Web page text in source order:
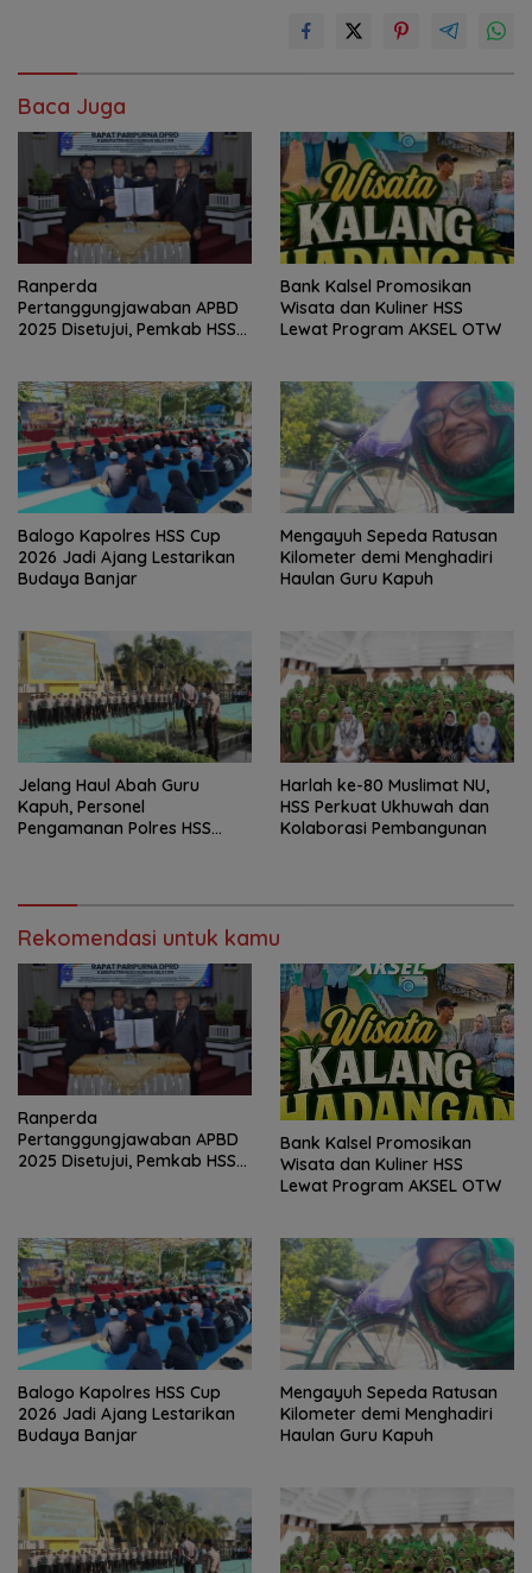
Baca Juga
Ranperda
Pertanggungjawaban APBD
2025 Disetujui, Pemkab HSS
Bank Kalsel Promosikan
Wisata dan Kuliner HSS
Lewat Program AKSEL OTW
Balogo Kapolres HSS Cup
2026 Jadi Ajang Lestarikan
Budaya Banjar
Mengayuh Sepeda Ratusan
Kilometer demi Menghadiri
Haulan Guru Kapuh
Jelang Haul Abah Guru
Kapuh, Personel
Pengamanan Polres HSS
Harlah ke-80 Muslimat NU,
HSS Perkuat Ukhuwah dan
Kolaborasi Pembangunan
Rekomendasi untuk kamu
Ranperda
Pertanggungjawaban APBD
2025 Disetujui, Pemkab HSS
Bank Kalsel Promosikan
Wisata dan Kuliner HSS
Lewat Program AKSEL OTW
Balogo Kapolres HSS Cup
2026 Jadi Ajang Lestarikan
Budaya Banjar
Mengayuh Sepeda Ratusan
Kilometer demi Menghadiri
Haulan Guru Kapuh